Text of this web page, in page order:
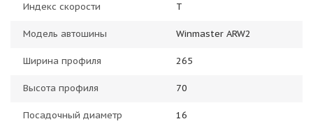
Индекс скорости T
Модель автошины Winmaster ARW2
Ширина профиля 265
Высота профиля 70
Посадочный диаметр 16